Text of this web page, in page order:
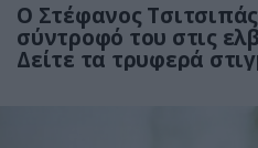
Ο Στέφανος
σύντροφό του στις
Δείτε τα τρυφερά